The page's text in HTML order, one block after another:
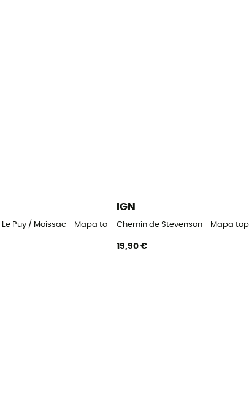
Le Puy / Moissac - Mapa topográfico
IGN
Chemin de Stevenson - Mapa
19,90 €